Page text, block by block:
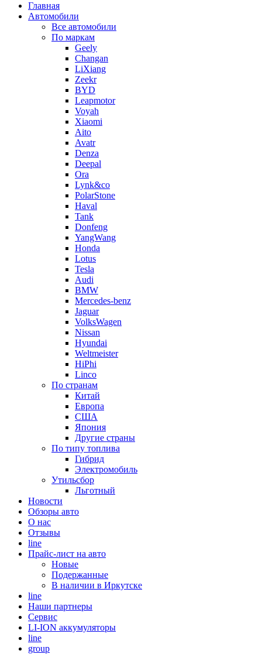
Главная
Автомобили
Все автомобили
По маркам
Geely
Changan
LiXiang
Zeekr
BYD
Leapmotor
Voyah
Xiaomi
Aito
Avatr
Denza
Deepal
Ora
Lynk&co
PolarStone
Haval
Tank
Donfeng
YangWang
Honda
Lotus
Tesla
Audi
BMW
Mercedes-benz
Jaguar
VolksWagen
Nissan
Hyundai
Weltmeister
HiPhi
Linco
По странам
Китай
Европа
США
Япония
Другие страны
По типу топлива
Гибрид
Электромобиль
Утильсбор
Льготный
Новости
Обзоры авто
О нас
Отзывы
line
Прайс-лист на авто
Новые
Подержанные
В наличии в Иркутске
line
Наши партнеры
Cервис
LI-ION аккумуляторы
line
group